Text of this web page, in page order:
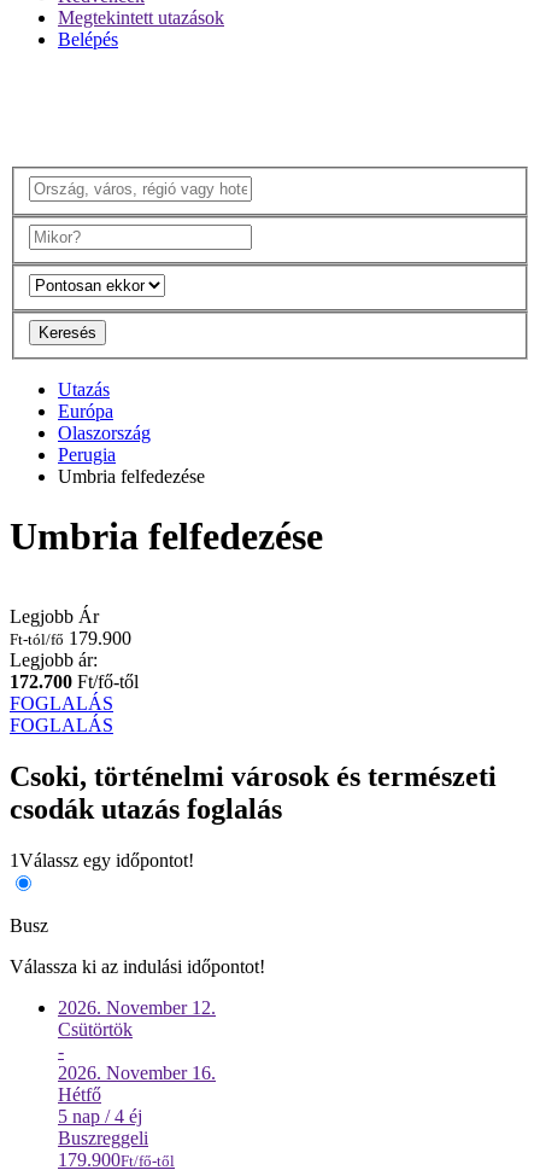
Megtekintett utazások
Belépés
Keresés
Utazás
Európa
Olaszország
Perugia
Umbria felfedezése
Umbria felfedezése
Legjobb Ár
Ft-tól/fő 179.900
Legjobb ár:
172.700 Ft/fő-től
FOGLALÁS
FOGLALÁS
Csoki, történelmi városok és természeti
csodák utazás foglalás
1Válassz egy időpontot!
Busz
Válassza ki az indulási időpontot!
2026. November 12.
Csütörtök
-
2026. November 16.
Hétfő
5 nap / 4 éj
Buszreggeli
179.900Ft/fő-től